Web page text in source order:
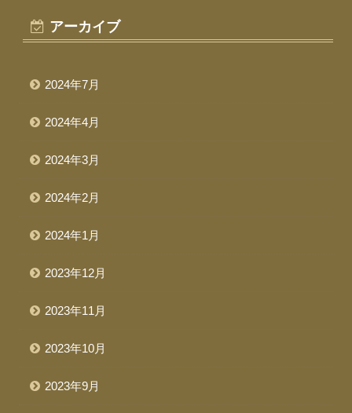
アーカイブ
2024年7月
2024年4月
2024年3月
2024年2月
2024年1月
2023年12月
2023年11月
2023年10月
2023年9月